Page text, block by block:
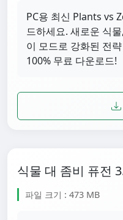
PC용 최신 Plants vs
드하세요. 새로운 식
이 모드로 강화된 전
100% 무료 다운로드!
식물 대 좀비 퓨전
파일 크기 : 473 MB